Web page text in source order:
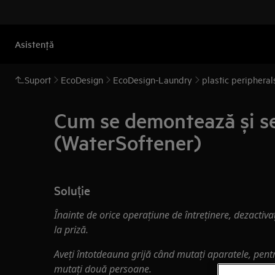
Asistenţă
Suport EcoDesign EcoDesign-Laundry plastic
Cum se demontează și
(WaterSoftener)
Soluție
Înainte de orice operațiune de întreținere,
la priză.
Aveți întotdeauna grijă când mutați aparatele,
mutați două persoane.